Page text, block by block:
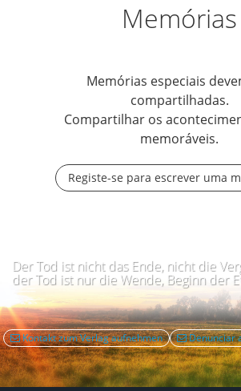
Memórias
Memórias especiais
compartilhadas.
Compartilhar os
memoráveis.
Registe-se para escrever uma
Der Tod ist nicht das Ende, nicht die
der Tod ist nur die Wende, Beginn der
Kontakt zum Verlag aufnehmen Denunciar